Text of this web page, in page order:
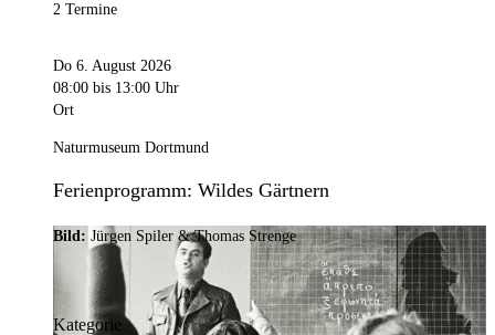
2 Termine
Do 6. August 2026
08:00 bis 13:00 Uhr
Ort
Naturmuseum Dortmund
Ferienprogramm: Wildes Gärtnern
Bild: Jürgen Spiler & Thomas Strenge
Kategorie